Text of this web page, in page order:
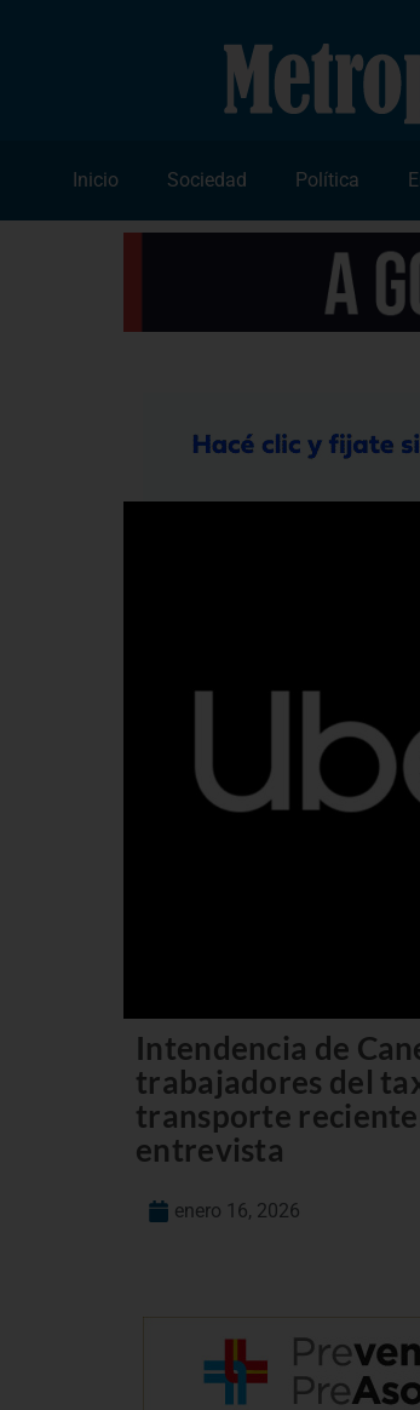
Inicio Sociedad Política
Intendencia de
trabajadores del
transporte
entrevista
enero 16, 2026